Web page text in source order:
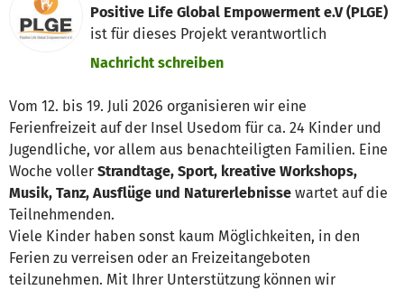
Positive Life Global Empowerment e.V (PLGE)
ist für dieses Projekt verantwortlich
Nachricht schreiben
Vom 12. bis 19. Juli 2026 organisieren wir eine
Ferienfreizeit auf der Insel Usedom für ca. 24 Kinder und
Jugendliche, vor allem aus benachteiligten Familien. Eine
Woche voller Strandtage, Sport, kreative Workshops,
Musik, Tanz, Ausflüge und Naturerlebnisse wartet auf die
Teilnehmenden.
Viele Kinder haben sonst kaum Möglichkeiten, in den
Ferien zu verreisen oder an Freizeitangeboten
teilzunehmen. Mit Ihrer Unterstützung können wir